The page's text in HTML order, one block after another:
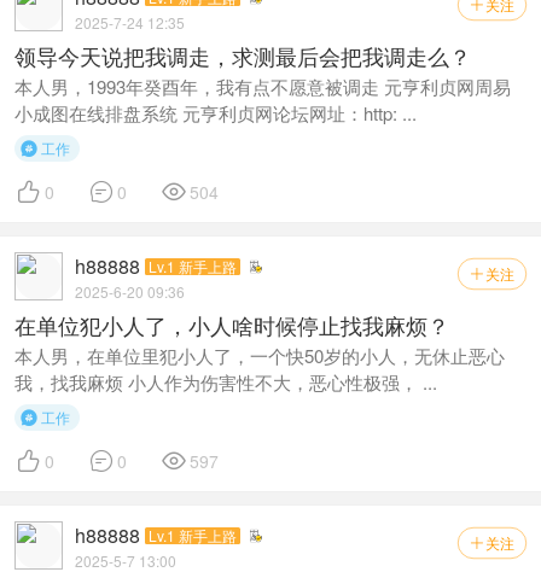
 关注
2025-7-24 12:35
领导今天说把我调走，求测最后会把我调走么？
本人男，1993年癸酉年，我有点不愿意被调走 元亨利贞网周易
小成图在线排盘系统 元亨利贞网论坛网址：http: ...
 工作
 0  0  504
 关注
h88888 Lv.1 新手上路
2025-6-20 09:36
在单位犯小人了，小人啥时候停止找我麻烦？
本人男，在单位里犯小人了，一个快50岁的小人，无休止恶心
我，找我麻烦 小人作为伤害性不大，恶心性极强， ...
 工作
 0  0  597
 关注
h88888 Lv.1 新手上路
2025-5-7 13:00